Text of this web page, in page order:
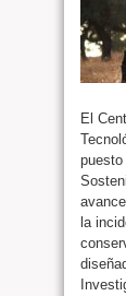
El
la